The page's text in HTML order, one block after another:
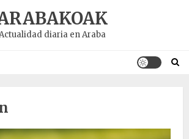
diaria en Araba